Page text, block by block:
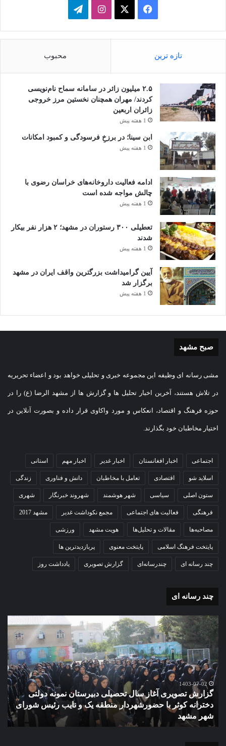
فیسبوک ایکساینستاگرامتلگرام
تازه ترین محبوب
۲.۵ میلیون زائر در سامانه سماح نام‌نویسی
کردند/ مهران همچنان نخستین مرز خروجی
زائران اربعین
1 هفته پیش
ابن سینا؛ در برزخِ فرسودگی و کمبود امکانات
1 هفته پیش
ادامه فعالیت داروخانه‌های خراسان رضوی با
چالش مواجه شده است
1 هفته پیش
تعطیلی ۳۰۰ رستوران در مشهد؛ ۲ هزار نفر بیکار
شدند
1 هفته پیش
آیین گرامیداشت بزرگترین واقف ایران در مشهد
برگزار شد
1 هفته پیش
صبح مشهد
مشی رسانه ای وظیفه این مجموعه خبری و تحلیلی خواهد بود و اعضاء تحریریه
در تلاش هستند، آخرین اخبار تحلیل ها و گزارش ها از مشهد الرضا (ع) را در
حوزه فرهنگ و اقتصاد، انعکاس و مورد واکاوی قرار داده و بصورت آنلاین در
اختیار مخاطبان خود بگذارند.
اجتماعی اخبار افغانستان اخبار غدیر اخبار مهم استانی
اسلاید شو اقتصادی تعامل با مخاطبان دانش و فناوری زندگی
ستون اصلی سیاسی شهر هوشمند شهروند خبرنگار شهری
فرهنگی فعالیت های اجتماعی مجمع نکوداشت غدیر مشهد 2017
مصاحبه‌ها مقالات و تحلیل‌ها هویت مشهد ورزشی
پایتخت فرهنگ اسلامی پایتخت معنوی پربازدیدترین ها
چند رسانه ای چندرسانه‌ای گزارش تصویری یادداشت روز
چند رسانه ای
گزارش
تصویری
آغاز
سال
تحصیلی
دبیرستان
نمونه
دولتی
دخترانه
کوثر
با
1403-07-02
گزارش تصویری آغاز سال تحصیلی دبیرستان نمونه دولتی
دخترانه کوثر با حضورشهردار منطقه یک و نایب رئیس شورای
شهر مشهد